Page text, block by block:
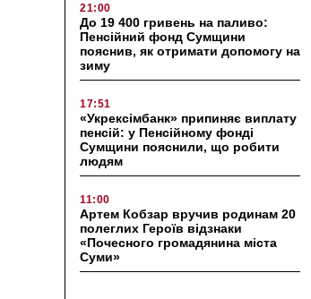
21:00
До 19 400 гривень на паливо:
Пенсійний фонд Сумщини
пояснив, як отримати допомогу на
зиму
17:51
«Укрексімбанк» припиняє виплату
пенсій: у Пенсійному фонді
Сумщини пояснили, що робити
людям
11:00
Артем Кобзар вручив родинам 20
полеглих Героїв відзнаки
«Почесного громадянина міста
Суми»